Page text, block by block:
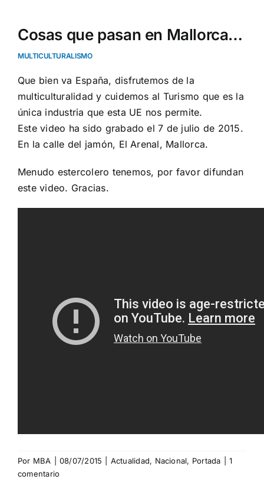
Cosas que pasan en Mallorca…
MULTICULTURALISMO
Que bien va España, disfrutemos de la
multiculturalidad y cuidemos al Turismo que es la
única industria que esta UE nos permite.
Este video ha sido grabado el 7 de julio de 2015.
En la calle del jamón, El Arenal, Mallorca.
Menudo estercolero tenemos, por favor difundan
este video. Gracias.
Por MBA 08/07/2015 Actualidad, Nacional, Portada
1
comentario